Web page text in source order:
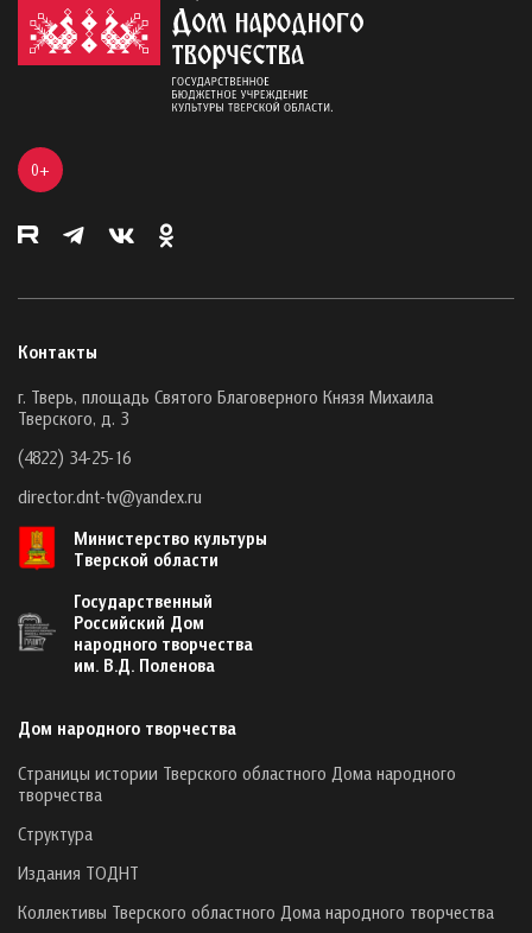
0+
Контакты
г. Тверь, площадь Святого Благоверного Князя Михаила
Тверского, д. 3
(4822) 34-25-16
director.dnt-tv@yandex.ru
Министерство культуры
Тверской области
Государственный
Российский Дом
народного творчества
им. В.Д. Поленова
Дом народного творчества
Страницы истории Тверского областного Дома народного
творчества
Структура
Издания ТОДНТ
Коллективы Тверского областного Дома народного творчества